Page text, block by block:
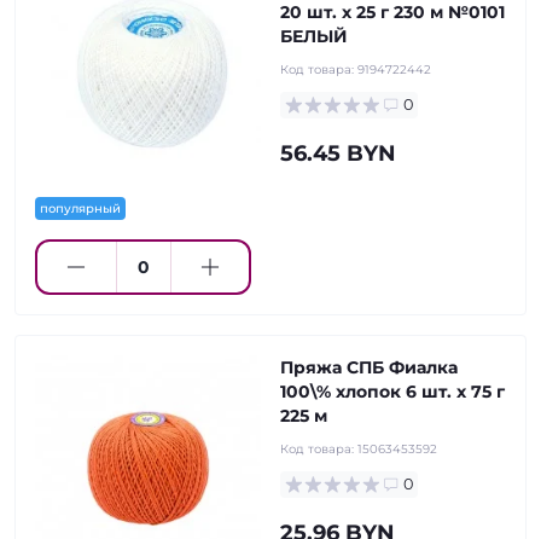
популярный
20 шт. х 25 г 230 м №0101
БЕЛЫЙ
Код товара: 9194722442
0
56.45 BYN
Пряжа СПБ Фиалка
100\% хлопок 6 шт. х 75 г
225 м
Код товара: 15063453592
0
25.96 BYN